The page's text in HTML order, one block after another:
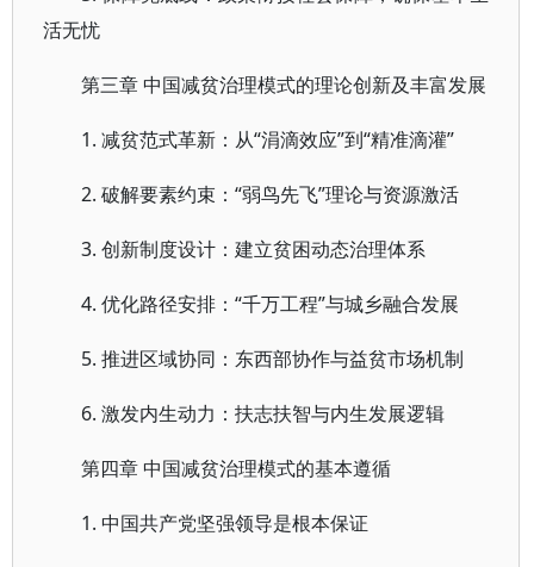
活无忧
第三章 中国减贫治理模式的理论创新及丰富发展
1. 减贫范式革新：从“涓滴效应”到“精准滴灌”
2. 破解要素约束：“弱鸟先飞”理论与资源激活
3. 创新制度设计：建立贫困动态治理体系
4. 优化路径安排：“千万工程”与城乡融合发展
5. 推进区域协同：东西部协作与益贫市场机制
6. 激发内生动力：扶志扶智与内生发展逻辑
第四章 中国减贫治理模式的基本遵循
1. 中国共产党坚强领导是根本保证